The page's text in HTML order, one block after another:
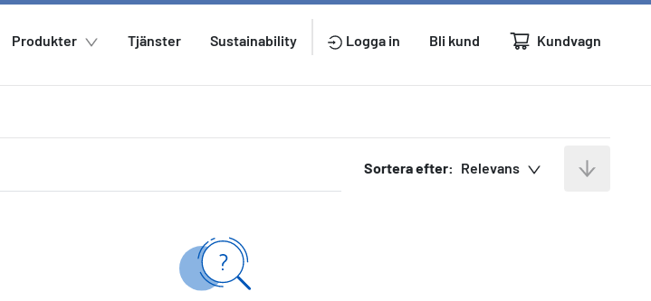
Produkter Tjänster Sustainability Logga in Bli kund Kundvagn
Sortera efter: Relevans